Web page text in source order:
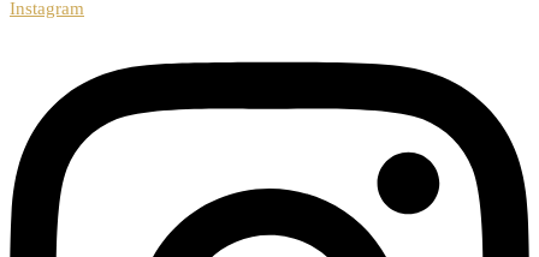
Instagram